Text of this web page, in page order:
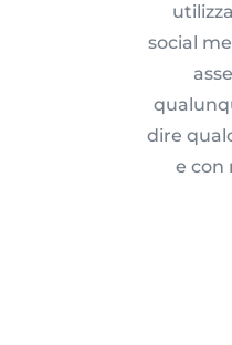
social
dire
e con